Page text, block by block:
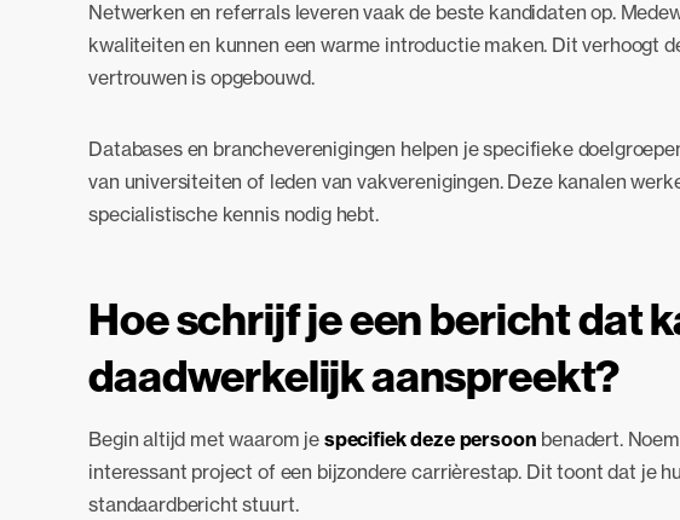
Netwerken en referrals leveren vaak de beste kandidaten op.
kwaliteiten en kunnen een warme introductie maken. Dit verhoogt
vertrouwen is opgebouwd.
Databases en brancheverenigingen helpen je specifieke
van universiteiten of leden van vakverenigingen. Deze kanalen
specialistische kennis nodig hebt.
Hoe schrijf je een bericht dat
daadwerkelijk aanspreekt?
Begin altijd met waarom je specifiek deze persoon benadert.
interessant project of een bijzondere carrièrestap. Dit toont dat je
standaardbericht stuurt.